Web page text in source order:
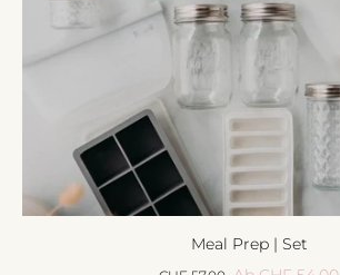
Meal Prep | Set